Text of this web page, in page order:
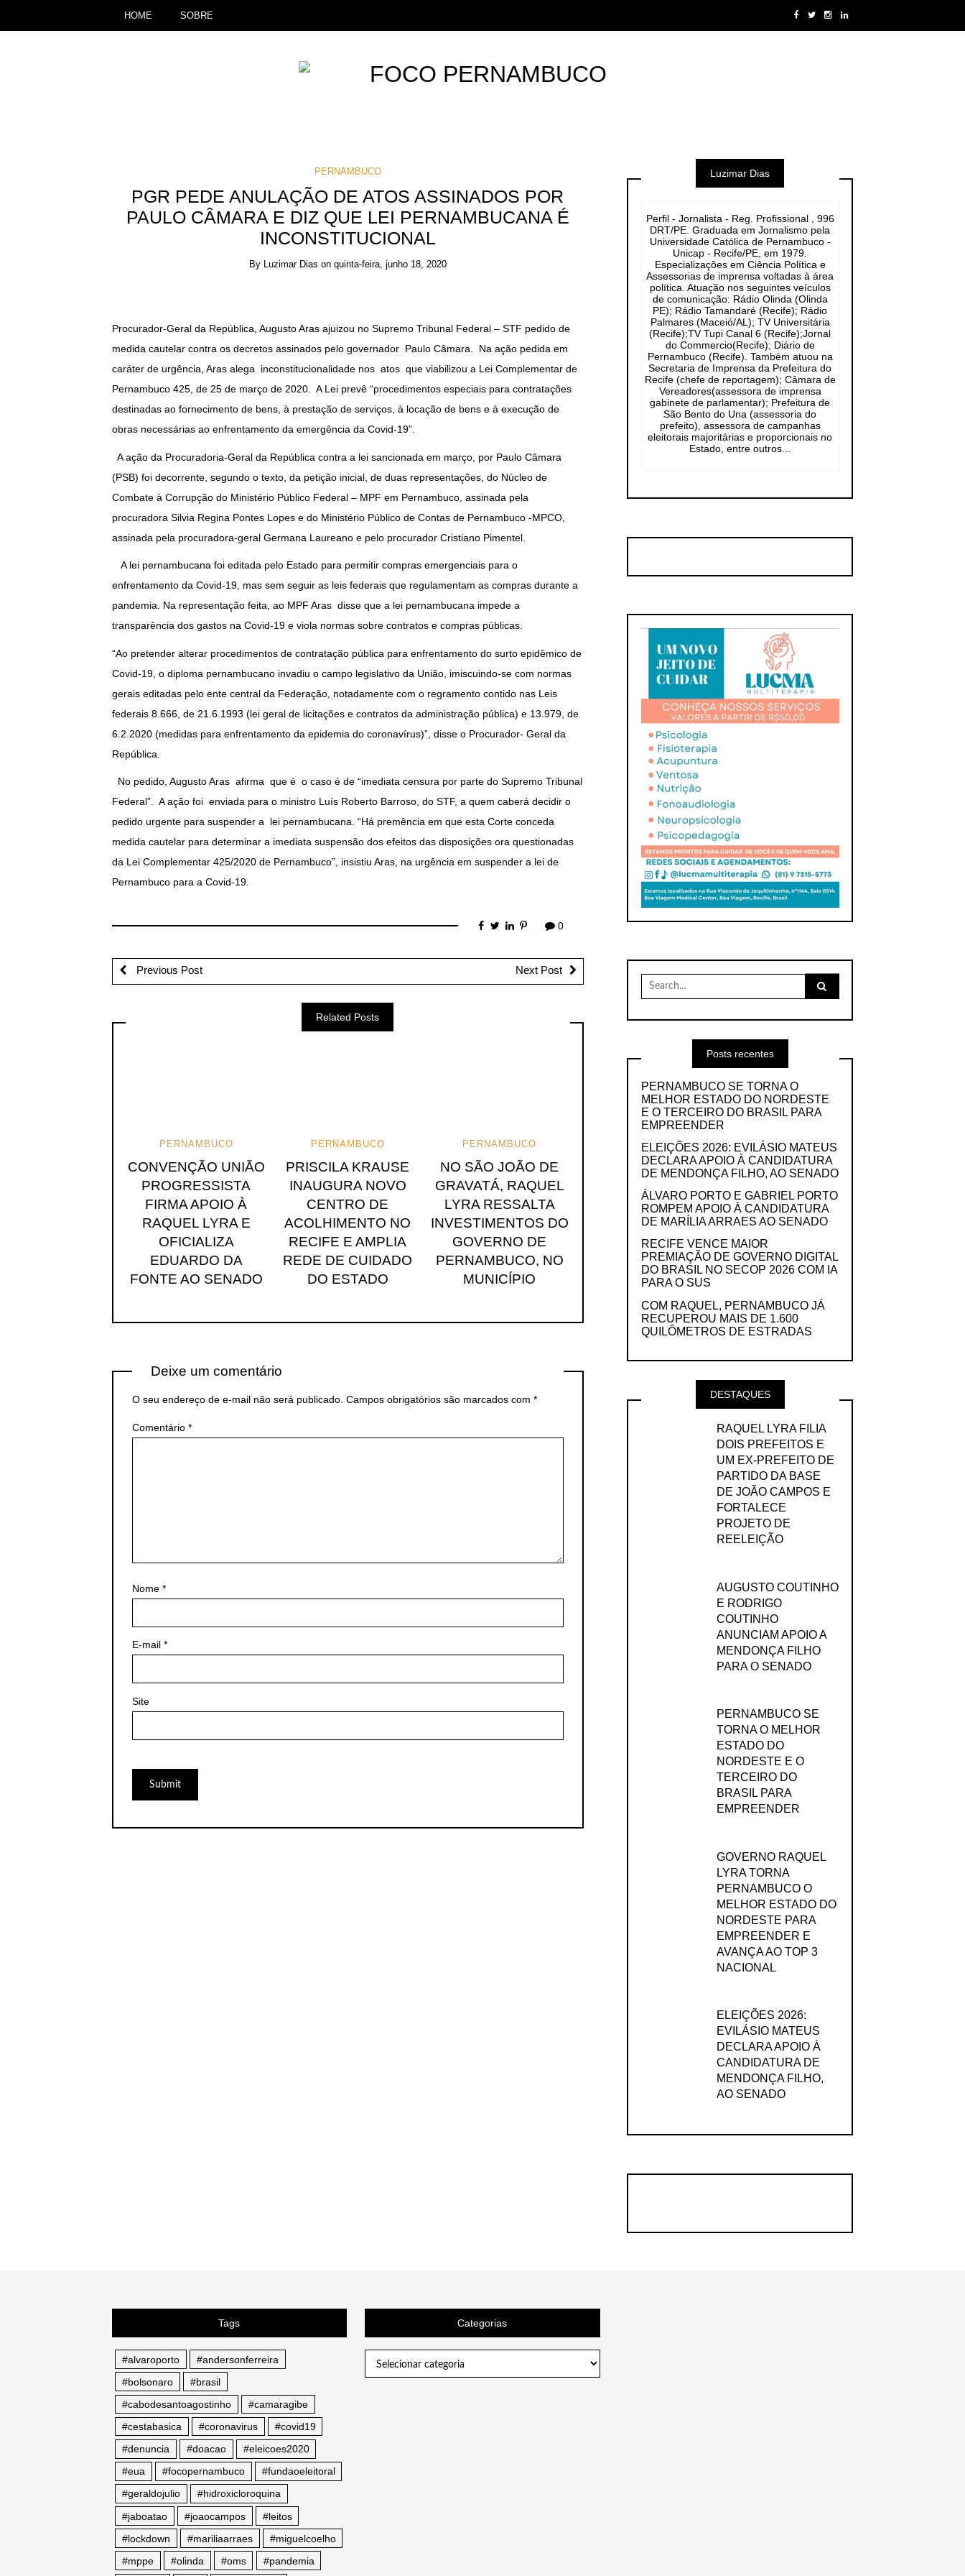
HOME SOBRE
PERNAMBUCO
PGR PEDE ANULAÇÃO DE ATOS ASSINADOS POR
PAULO CÂMARA E DIZ QUE LEI PERNAMBUCANA É
INCONSTITUCIONAL
By Luzimar Dias on quinta-feira, junho 18, 2020
Procurador-Geral da República, Augusto Aras ajuizou no Supremo Tribunal Federal – STF pedido de
medida cautelar contra os decretos assinados pelo governador Paulo Câmara. Na ação pedida em
caráter de urgência, Aras alega inconstitucionalidade nos atos que viabilizou a Lei Complementar de
Pernambuco 425, de 25 de março de 2020. A Lei prevê “procedimentos especiais para contratações
destinadas ao fornecimento de bens, à prestação de serviços, à locação de bens e à execução de
obras necessárias ao enfrentamento da emergência da Covid-19”.
A ação da Procuradoria-Geral da República contra a lei sancionada em março, por Paulo Câmara
(PSB) foi decorrente, segundo o texto, da petição inicial, de duas representações, do Núcleo de
Combate à Corrupção do Ministério Público Federal – MPF em Pernambuco, assinada pela
procuradora Silvia Regina Pontes Lopes e do Ministério Público de Contas de Pernambuco -MPCO,
assinada pela procuradora-geral Germana Laureano e pelo procurador Cristiano Pimentel.
A lei pernambucana foi editada pelo Estado para permitir compras emergenciais para o
enfrentamento da Covid-19, mas sem seguir as leis federais que regulamentam as compras durante a
pandemia. Na representação feita, ao MPF Aras disse que a lei pernambucana impede a
transparência dos gastos na Covid-19 e viola normas sobre contratos e compras públicas.
“Ao pretender alterar procedimentos de contratação pública para enfrentamento do surto epidêmico de
Covid-19, o diploma pernambucano invadiu o campo legislativo da União, imiscuindo-se com normas
gerais editadas pelo ente central da Federação, notadamente com o regramento contido nas Leis
federais 8.666, de 21.6.1993 (lei geral de licitações e contratos da administração pública) e 13.979, de
6.2.2020 (medidas para enfrentamento da epidemia do coronavírus)”, disse o Procurador- Geral da
República.
No pedido, Augusto Aras afirma que é o caso é de “imediata censura por parte do Supremo Tribunal
Federal”. A ação foi enviada para o ministro Luís Roberto Barroso, do STF, a quem caberá decidir o
pedido urgente para suspender a lei pernambucana. “Há premência em que esta Corte conceda
medida cautelar para determinar a imediata suspensão dos efeitos das disposições ora questionadas
da Lei Complementar 425/2020 de Pernambuco”, insistiu Aras, na urgência em suspender a lei de
Pernambuco para a Covid-19.
0
Previous Post Next Post
Related Posts
PERNAMBUCO
CONVENÇÃO UNIÃO
PROGRESSISTA
FIRMA APOIO À
RAQUEL LYRA E
OFICIALIZA
EDUARDO DA
FONTE AO SENADO
PERNAMBUCO
PRISCILA KRAUSE
INAUGURA NOVO
CENTRO DE
ACOLHIMENTO NO
RECIFE E AMPLIA
REDE DE CUIDADO
DO ESTADO
PERNAMBUCO
NO SÃO JOÃO DE
GRAVATÁ, RAQUEL
LYRA RESSALTA
INVESTIMENTOS DO
GOVERNO DE
PERNAMBUCO, NO
MUNICÍPIO
Deixe um comentário
O seu endereço de e-mail não será publicado. Campos obrigatórios são marcados com *
Comentário *
Nome *
E-mail *
Site
Luzimar Dias
Perfil - Jornalista - Reg. Profissional , 996
DRT/PE. Graduada em Jornalismo pela
Universidade Católica de Pernambuco -
Unicap - Recife/PE, em 1979.
Especializações em Ciência Política e
Assessorias de imprensa voltadas à área
política. Atuação nos seguintes veículos
de comunicação: Rádio Olinda (Olinda
PE); Rádio Tamandaré (Recife); Rádio
Palmares (Maceió/AL); TV Universitária
(Recife);TV Tupi Canal 6 (Recife);Jornal
do Commercio(Recife); Diário de
Pernambuco (Recife). Também atuou na
Secretaria de Imprensa da Prefeitura do
Recife (chefe de reportagem); Câmara de
Vereadores(assessora de imprensa
gabinete de parlamentar); Prefeitura de
São Bento do Una (assessoria do
prefeito), assessora de campanhas
eleitorais majoritárias e proporcionais no
Estado, entre outros...
Search
for:
Posts recentes
PERNAMBUCO SE TORNA O
MELHOR ESTADO DO NORDESTE
E O TERCEIRO DO BRASIL PARA
EMPREENDER
ELEIÇÕES 2026: EVILÁSIO MATEUS
DECLARA APOIO À CANDIDATURA
DE MENDONÇA FILHO, AO SENADO
ÁLVARO PORTO E GABRIEL PORTO
ROMPEM APOIO À CANDIDATURA
DE MARÍLIA ARRAES AO SENADO
RECIFE VENCE MAIOR
PREMIAÇÃO DE GOVERNO DIGITAL
DO BRASIL NO SECOP 2026 COM IA
PARA O SUS
COM RAQUEL, PERNAMBUCO JÁ
RECUPEROU MAIS DE 1.600
QUILÔMETROS DE ESTRADAS
DESTAQUES
RAQUEL LYRA FILIA
DOIS PREFEITOS E
UM EX-PREFEITO DE
PARTIDO DA BASE
DE JOÃO CAMPOS E
FORTALECE
PROJETO DE
REELEIÇÃO
AUGUSTO COUTINHO
E RODRIGO
COUTINHO
ANUNCIAM APOIO A
MENDONÇA FILHO
PARA O SENADO
PERNAMBUCO SE
TORNA O MELHOR
ESTADO DO
NORDESTE E O
TERCEIRO DO
BRASIL PARA
EMPREENDER
GOVERNO RAQUEL
LYRA TORNA
PERNAMBUCO O
MELHOR ESTADO DO
NORDESTE PARA
EMPREENDER E
AVANÇA AO TOP 3
NACIONAL
ELEIÇÕES 2026:
EVILÁSIO MATEUS
DECLARA APOIO À
CANDIDATURA DE
MENDONÇA FILHO,
AO SENADO
Tags
#alvaroporto
#andersonferreira
#bolsonaro
#brasil
#cabodesantoagostinho
#camaragibe
#cestabasica
#coronavirus
#covid19
#denuncia
#doacao
#eleicoes2020
#eua
#focopernambuco
#fundaoeleitoral
#geraldojulio
#hidroxicloroquina
#jaboatao
#joaocampos
#leitos
#lockdown
#mariliaarraes
#miguelcoelho
#mppe
#olinda #oms #pandemia
Categorias